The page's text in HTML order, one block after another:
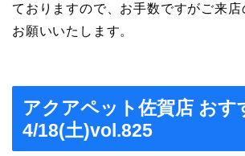
ておりますので、お手数ですがご来店
お願いいたします。
アクアペット佐賀店 おす
4/18(土)vol.825